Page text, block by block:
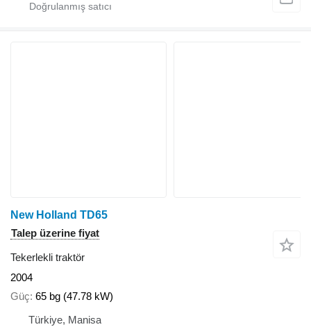
New Holland TD65
Talep üzerine fiyat
Tekerlekli traktör
2004
Güç 65 bg (47.78 kW)
Türkiye, Manisa